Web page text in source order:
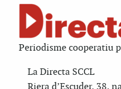
Periodisme cooperatiu
La Directa SCCL